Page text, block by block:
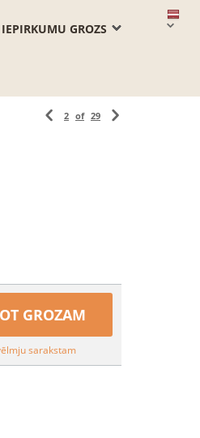
IEPIRKUMU GROZS
2 of 29
GROZAM
sarakstam